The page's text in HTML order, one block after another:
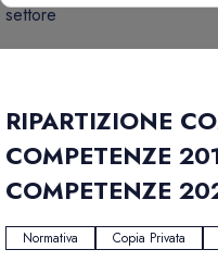
settore
RIPARTIZIONE
COMPETENZE
COMPETENZE
Normativa Copia Privata